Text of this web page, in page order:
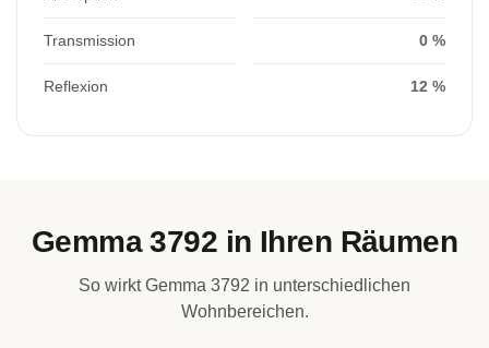
Transmission 0 %
Reflexion 12 %
Gemma 3792 in Ihren Räumen
So wirkt Gemma 3792 in unterschiedlichen
Wohnbereichen.